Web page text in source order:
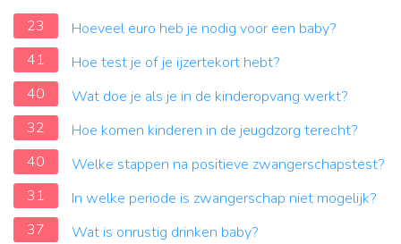
23
Hoeveel euro heb je nodig voor een baby?
41
Hoe test je of je ijzertekort hebt?
40
Wat doe je als je in de kinderopvang werkt?
32
Hoe komen kinderen in de jeugdzorg terecht?
40
Welke stappen na positieve zwangerschapstest?
31
In welke periode is zwangerschap niet mogelijk?
37
Wat is onrustig drinken baby?